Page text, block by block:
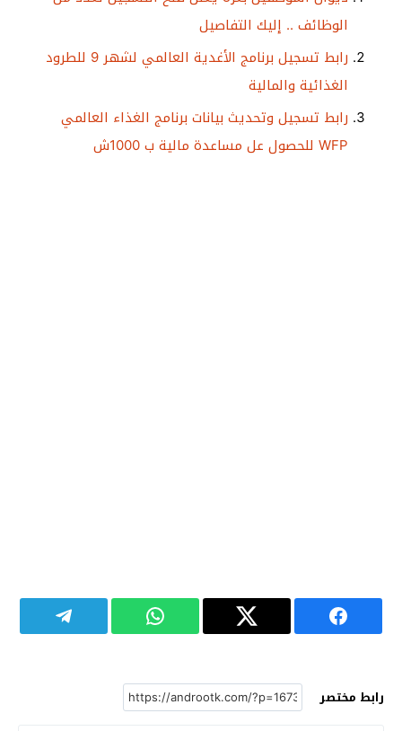
الوظائف .. إليك التفاصيل
رابط تسجيل برنامج الأغدية العالمي لشهر 9 للطرود
الغذائية والمالية
رابط تسجيل وتحديث بيانات برنامج الغذاء العالمي
WFP للحصول عل مساعدة مالية ب 1000ش
رابط مختصر